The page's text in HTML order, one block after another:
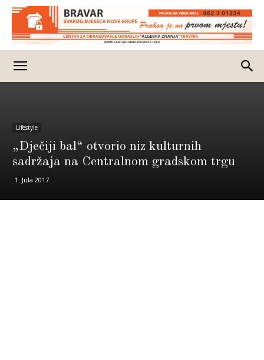
Lifestyle
„Dječiji bal“ otvorio niz kulturnih
sadržaja na Centralnom gradskom trgu
1. Jula 2017.